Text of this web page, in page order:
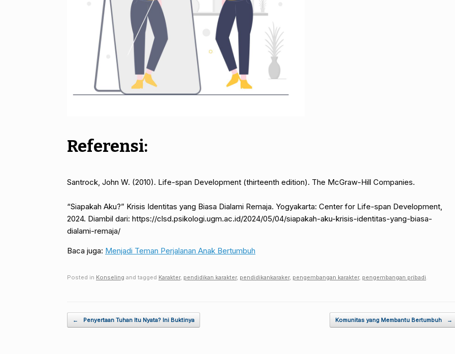
Referensi:
Santrock, John W. (2010). Life-span Development (thirteenth edition). The McGraw-Hill Companies.
“Siapakah Aku?” Krisis Identitas yang Biasa Dialami Remaja. Yogyakarta: Center for Life-span Development,
2024. Diambil dari: https://clsd.psikologi.ugm.ac.id/2024/05/04/siapakah-aku-krisis-identitas-yang-biasa-
dialami-remaja/
Baca juga: Menjadi Teman Perjalanan Anak Bertumbuh
Posted in Konseling and tagged Karakter, pendidikan karakter, pendidikankaraker, pengembangan karakter, pengembangan pribadi
Post navigation
← Penyertaan Tuhan Itu Nyata? Ini Buktinya Komunitas yang Membantu Bertumbuh →